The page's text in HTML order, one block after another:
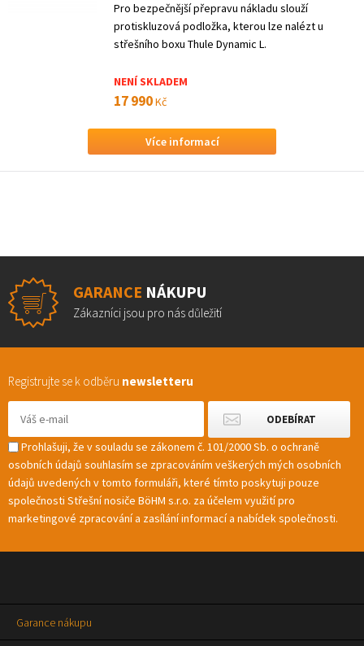
Pro bezpečnější přepravu nákladu slouží
protiskluzová podložka, kterou lze nalézt u
střešního boxu Thule Dynamic L.
NENÍ SKLADEM
17 990Kč
Více informací
GARANCE NÁKUPU
Zákazníci jsou pro nás důležití
Registrujte se k odběru newsletteru
Prohlašuji, že v souladu se zákonem č. 101/2000 Sb. o ochraně
osobních údajů souhlasím se zpracováním veškerých mých osobních
údajů uvedených v tomto formuláři, které tímto poskytuji pouze
společnosti Střešní nosiče BöHM s.r.o. za účelem využití pro
marketingové zpracování a zasílání informací a nabídek společnosti.
Garance nákupu